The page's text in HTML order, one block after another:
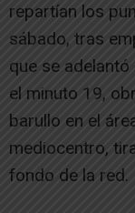
repartían los
sábado, tras
que se
el minuto 19,
barullo en el
mediocentro,
fondo de la red.